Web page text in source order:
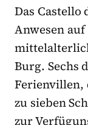
Das Castello
Anwesen
Burg. Sechs
Ferienvillen,
zu sieben
zur